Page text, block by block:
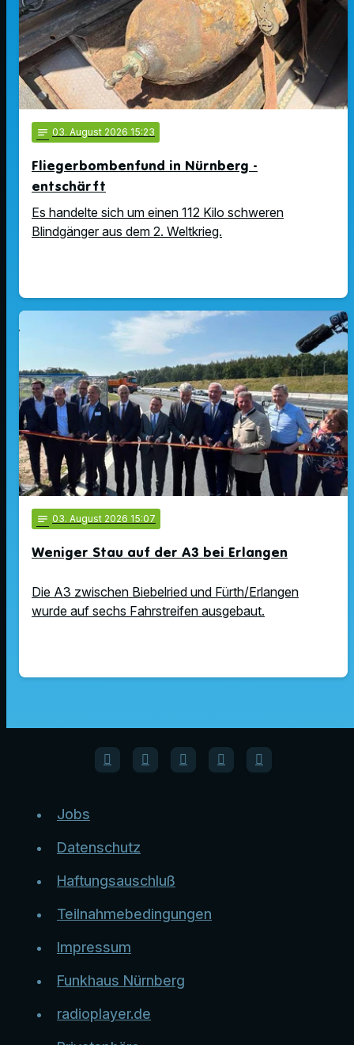
notes 03. August 2026 15:23
Fliegerbombenfund in Nürnberg -
entschärft
Es handelte sich um einen 112 Kilo schweren
Blindgänger aus dem 2. Weltkrieg.
notes 03. August 2026 15:07
Weniger Stau auf der A3 bei Erlangen
Die A3 zwischen Biebelried und Fürth/Erlangen
wurde auf sechs Fahrstreifen ausgebaut.
Jobs
Datenschutz
Haftungsauschluß
Teilnahmebedingungen
Impressum
Funkhaus Nürnberg
radioplayer.de